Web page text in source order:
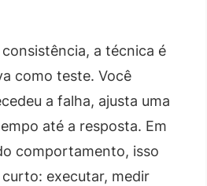
a técnica é
como teste. Você
a falha, ajusta uma
até a resposta. Em
comportamento, isso
executar, medir